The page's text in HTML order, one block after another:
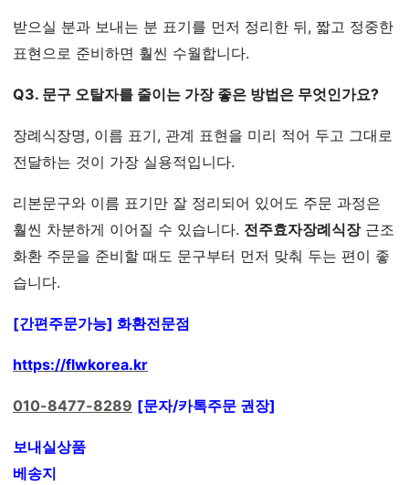
받으실 분과 보내는 분 표기를 먼저 정리한 뒤, 짧고 정중한
표현으로 준비하면 훨씬 수월합니다.
Q3. 문구 오탈자를 줄이는 가장 좋은 방법은 무엇인가요?
장례식장명, 이름 표기, 관계 표현을 미리 적어 두고 그대로
전달하는 것이 가장 실용적입니다.
리본문구와 이름 표기만 잘 정리되어 있어도 주문 과정은
훨씬 차분하게 이어질 수 있습니다. 전주효자장례식장근조
화환 주문을 준비할 때도 문구부터 먼저 맞춰 두는 편이 좋
습니다.
[간편주문가능] 화환전문점
https://flwkorea.kr
010-8477-8289 [문자/카톡주문 권장]
보내실상품
베송지